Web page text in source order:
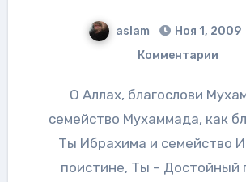
aslam Ноя 1, 2009
Комментарии
О Аллах, благослови Мухаммада и
семейство Мухаммада, как
Ты Ибрахима и семейство
поистине, Ты – Достойный